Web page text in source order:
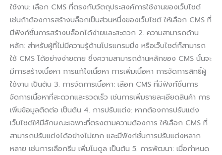
ใช้งาน: เลือก CMS ที่ตรงกับวัตถุประสงค์การใช้งานของเว็บไซต์
เช่นถ้าต้องการสร้างบล็อกเป็นส่วนหนึ่งของเว็บไซต์ ให้เลือก CMS ที่
มีฟังก์ชั่นการสร้างบล็อกได้ง่ายและสะดวก 2. ความสามารถด้าน
หลัก: สำหรับผู้ที่ไม่มีความรู้ด้านโปรแกรมมิ่ง หรือเว็บไซต์ก็สามารถ
ใช้ CMS ได้อย่างง่ายดาย ซึ่งความสามารถด้านหลักของ CMS นั้นจะ
มีการสร้างเนื้อหา การแก้ไขเนื้อหา การเพิ่มเนื้อหา การจัดการสิทธิ์ผู้
ใช้งาน เป็นต้น 3. การจัดการเนื้อหา: เลือก CMS ที่มีฟังก์ชั่นการ
จัดการเนื้อหาที่สะดวกและรวดเร็ว เช่นการเพิ่มรายละเอียดสินค้า การ
เพิ่มข้อมูลติดต่อ เป็นต้น 4. การปรับแต่ง: หากต้องการปรับแต่ง
เว็บไซต์ให้มีลักษณะเฉพาะที่ตรงตามความต้องการ ให้เลือก CMS ที่
สามารถปรับแต่งได้อย่างไม่ยาก และมีฟังก์ชั่นการปรับแต่งหลาก
หลาย เช่นการเลือกธีม เพิ่มโมดูล เป็นต้น 5. การพัฒนา: เมื่อกำหนด